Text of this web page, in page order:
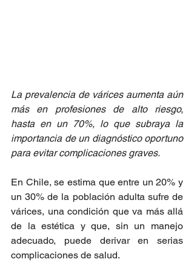
La prevalencia de várices aumenta aún
más en profesiones de alto riesgo,
hasta en un 70%, lo que subraya la
importancia de un diagnóstico oportuno
para evitar complicaciones graves.
En Chile, se estima que entre un 20% y
un 30% de la población adulta sufre de
várices, una condición que va más allá
de la estética y que, sin un manejo
adecuado, puede derivar en serias
complicaciones de salud.